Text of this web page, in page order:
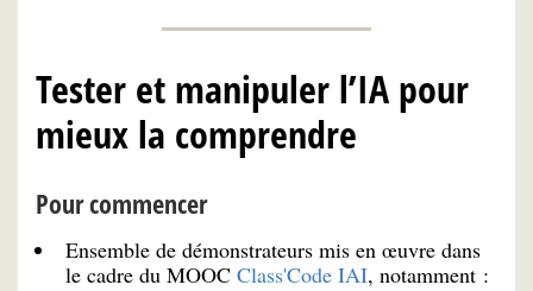
Tester et manipuler l’IA pour
mieux la comprendre
Pour commencer
Ensemble de démonstrateurs mis en œuvre dans
le cadre du MOOC Class'Code IAI, notamment :